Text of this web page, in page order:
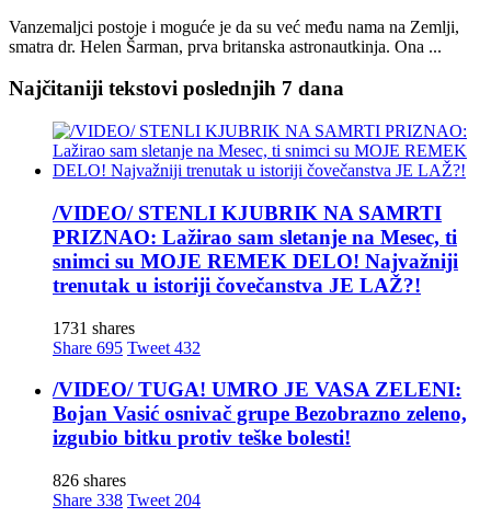
Vanzemaljci postoje i moguće je da su već među nama na Zemlji,
smatra dr. Helen Šarman, prva britanska astronautkinja. Ona ...
Najčitaniji tekstovi poslednjih 7 dana
/VIDEO/ STENLI KJUBRIK NA SAMRTI
PRIZNAO: Lažirao sam sletanje na Mesec, ti
snimci su MOJE REMEK DELO! Najvažniji
trenutak u istoriji čovečanstva JE LAŽ?!
1731 shares
Share 695 Tweet 432
/VIDEO/ TUGA! UMRO JE VASA ZELENI:
Bojan Vasić osnivač grupe Bezobrazno zeleno,
izgubio bitku protiv teške bolesti!
826 shares
Share 338 Tweet 204